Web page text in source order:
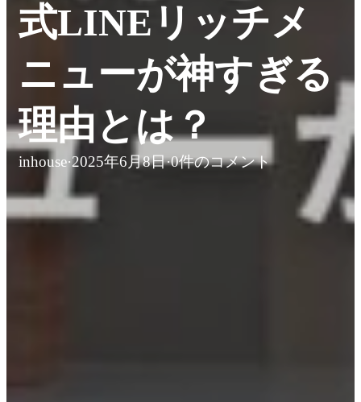
式LINEリッチメ
ニューが神すぎる
理由とは？
inhouse·2025年6月8日·0件のコメント